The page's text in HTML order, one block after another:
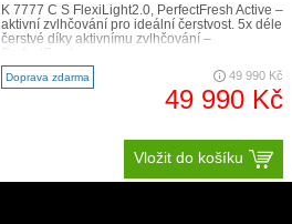
K 7777 C S FlexiLight2.0, PerfectFresh Active –
aktivní zvlhčování pro ideální čerstvost. 5x déle
čerstvé díky aktivnímu zvlhčování –
Doprava zdarma 49 990 Kč
49 990 Kč
Vložit do košíku